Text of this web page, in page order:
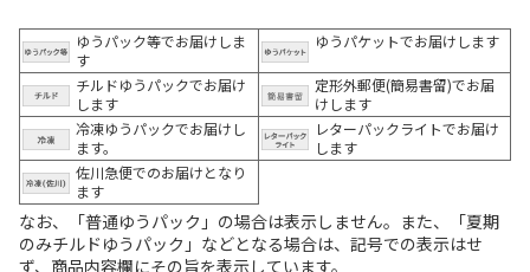
ゆうパック等でお届けしま
す
ゆうパケットでお届けします
チルドゆうパックでお届け
します
定形外郵便(簡易書留)でお届
けします
冷凍ゆうパックでお届けし
ます。
レターパックライトでお届け
します
佐川急便でのお届けとなり
ます
なお、「普通ゆうパック」の場合は表示しません。また、「夏期
のみチルドゆうパック」などとなる場合は、記号での表示はせ
ず、商品内容欄にその旨を表示しています。